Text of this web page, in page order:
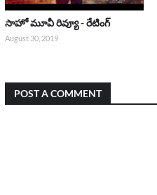
సాహో మూవీ రివ్యూ - రేటింగ్
August 30, 2019
POST A COMMENT